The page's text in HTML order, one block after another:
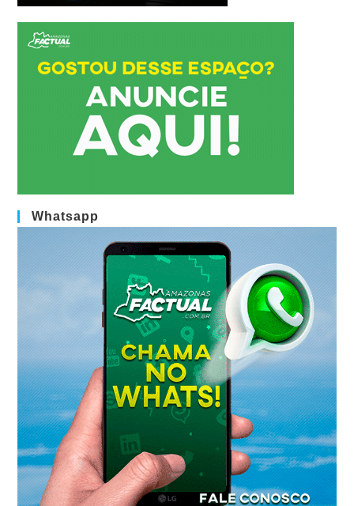
Whatsapp